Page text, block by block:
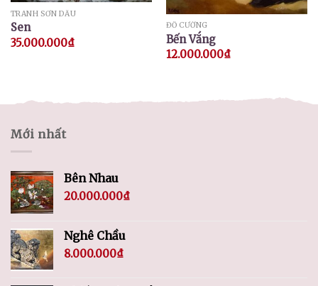
TRANH SƠN DẦU
Sen
35.000.000₫
ĐỖ CƯỜNG
Bến Vắng
12.000.000₫
Mới nhất
Bên Nhau
20.000.000₫
Nghê Chầu
8.000.000₫